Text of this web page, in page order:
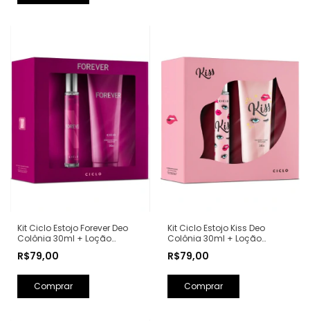
Kit Ciclo Estojo Forever Deo
Colônia 30ml + Loção
Olfativa: Fantasy Britney
R$79,00
Kit Ciclo Estojo Kiss Deo
Colônia 30ml + Loção
Olfativa: Good Girl Carolina
R$79,00